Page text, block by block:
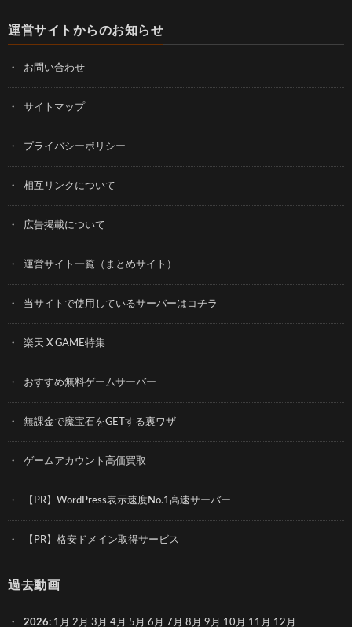
運営サイトからのお知らせ
お問い合わせ
サイトマップ
プライバシーポリシー
相互リンクについて
広告掲載について
運営サイト一覧（まとめサイト）
当サイトで使用しているサーバーはコチラ
楽天 X GAME特集
おすすめ無料ゲームサーバー
無課金で魔宝石をGETする裏ワザ
ゲームアカウント高価買取
【PR】WordPress表示速度No.1高速サーバー
【PR】格安ドメイン取得サービス
過去動画
2026: 1月 2月 3月 4月 5月 6月 7月 8月 9月 10月 11月 12月